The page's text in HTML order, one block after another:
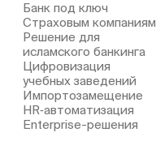
Банк под ключ
Страховым компаниям
Решение для
исламского банкинга
Цифровизация
учебных заведений
Импортозамещение
HR‑автоматизация
Enterprise-решения